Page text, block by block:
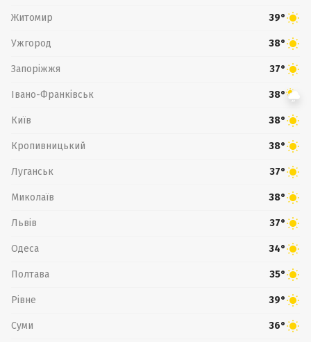
Житомир 39°
Ужгород 38°
Запоріжжя 37°
Івано-Франківськ 38°
Київ 38°
Кропивницький 38°
Луганськ 37°
Миколаїв 38°
Львів 37°
Одеса 34°
Полтава 35°
Рівне 39°
Суми 36°